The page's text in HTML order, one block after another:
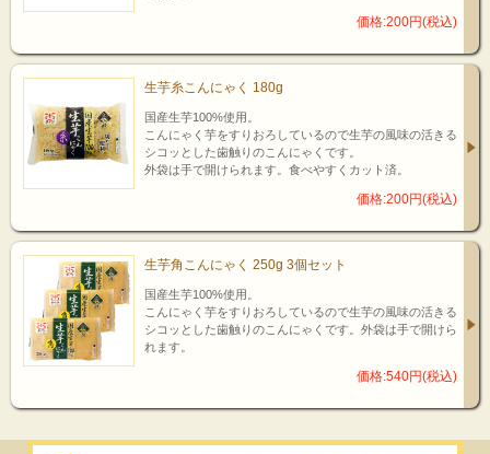
価格:200円(税込)
生芋糸こんにゃく 180g
国産生芋100%使用。
こんにゃく芋をすりおろしているので生芋の風味の活きる
シコッとした歯触りのこんにゃくです。
外袋は手で開けられます。食べやすくカット済。
価格:200円(税込)
生芋角こんにゃく 250g 3個セット
国産生芋100%使用。
こんにゃく芋をすりおろしているので生芋の風味の活きる
シコッとした歯触りのこんにゃくです。外袋は手で開けら
れます。
価格:540円(税込)